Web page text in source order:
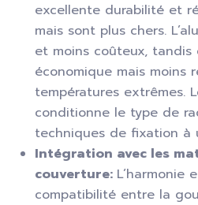
excellente durabilité et
mais sont plus chers.
et moins coûteux, tandis
économique mais moins
températures extrêmes.
conditionne le type de
techniques de fixation à
Intégration avec les
couverture: L’harmonie
compatibilité entre la